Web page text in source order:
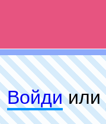
Войдиили